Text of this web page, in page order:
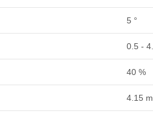
5 °
0.5 -
40 %
4.15 m